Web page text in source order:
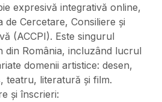
expresivă integrativă online,
de Cercetare, Consiliere și
(ACCPI). Este singurul
din România, incluzând lucrul
domenii artistice: desen,
teatru, literatură și film.
și înscrieri: